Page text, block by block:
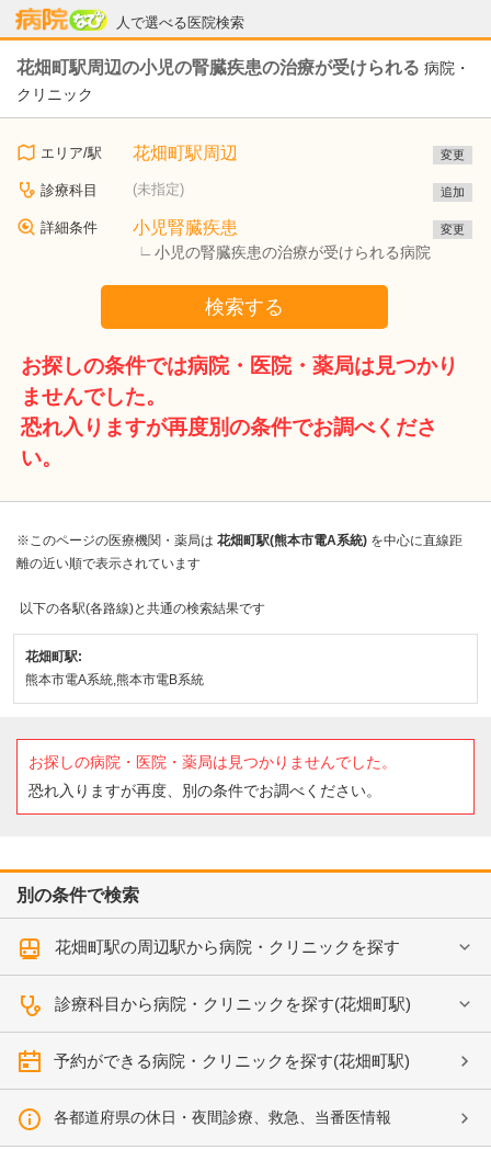
人で選べる医院検索
病院なび
花畑町駅周辺の小児の腎臓疾患の治療が受けられる 病院・
クリニック
エリア/駅 花畑町駅周辺 変更
診療科目 (未指定) 追加
詳細条件 小児腎臓疾患
小児の腎臓疾患の治療が受けられる病院
変更
検索する
お探しの条件では病院・医院・薬局は見つかり
ませんでした。
恐れ入りますが再度別の条件でお調べくださ
い。
※このページの医療機関・薬局は 花畑町駅(熊本市電A系統) を中心に直線距
離の近い順で表示されています
以下の各駅(各路線)と共通の検索結果です
花畑町駅:
熊本市電A系統,熊本市電B系統
お探しの病院・医院・薬局は見つかりませんでした。
恐れ入りますが再度、別の条件でお調べください。
別の条件で検索
花畑町駅の周辺駅から病院・クリニックを探す
診療科目から病院・クリニックを探す(花畑町駅)
予約ができる病院・クリニックを探す(花畑町駅)
各都道府県の休日・夜間診療、救急、当番医情報